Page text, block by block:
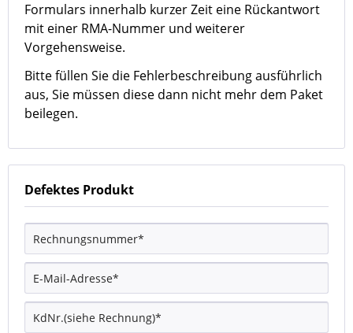
Formulars innerhalb kurzer Zeit eine Rückantwort
mit einer RMA-Nummer und weiterer
Vorgehensweise.
Bitte füllen Sie die Fehlerbeschreibung ausführlich
aus, Sie müssen diese dann nicht mehr dem Paket
beilegen.
Defektes Produkt